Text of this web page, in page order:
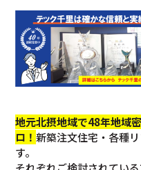
地元北摂地域で48年地域
ロ！新築注文住宅・各種
す。